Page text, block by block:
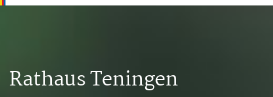
Rathaus Teningen